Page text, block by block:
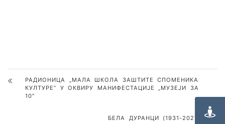
РАДИОНИЦА „МАЛА ШКОЛА ЗАШТИТЕ СПОМЕНИКА
КУЛТУРЕ” У ОКВИРУ МАНИФЕСТАЦИЈЕ „МУЗЕЈИ ЗА
10″
БЕЛА ДУРАНЦИ (1931-2021)